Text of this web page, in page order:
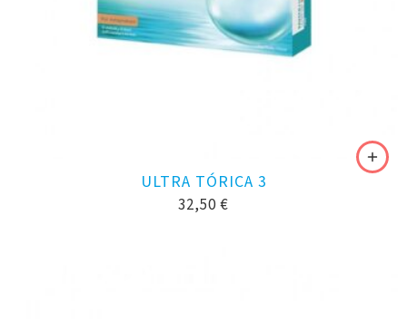
ULTRA TÓRICA 3
32,50 €